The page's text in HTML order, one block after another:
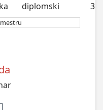
diplomski 3